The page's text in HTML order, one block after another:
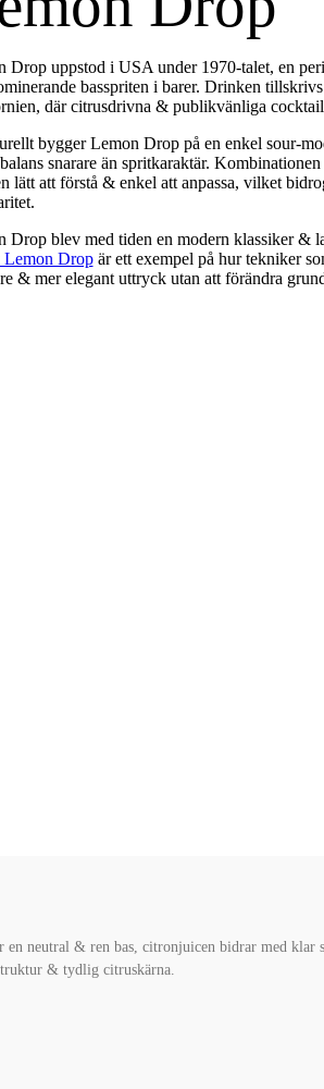
Drop uppstod i USA under 1970-talet, en
basspriten i barer. Drinken
där citrusdrivna & publikvänliga
bygger Lemon Drop på en enkel sour-
snarare än spritkaraktär.
lätt att förstå & enkel att anpassa, vilket
Drop blev med tiden en modern klassiker &
Dropär ett exempel på hur tekniker
& mer elegant uttryck utan att förändra
neutral & ren bas, citronjuicen bidrar med
& tydlig citruskärna.